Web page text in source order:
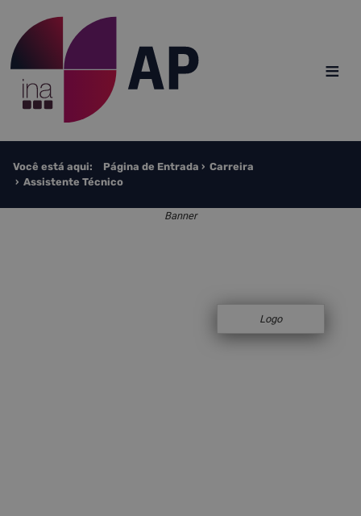
≡
Você está aqui: Página de Entrada
Carreira
Assistente Técnico
Banner
Logo